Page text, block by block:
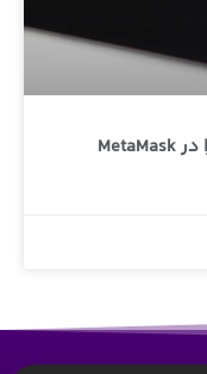
بانک دیجیتال Revolut خرید کریپتو را در MetaMask